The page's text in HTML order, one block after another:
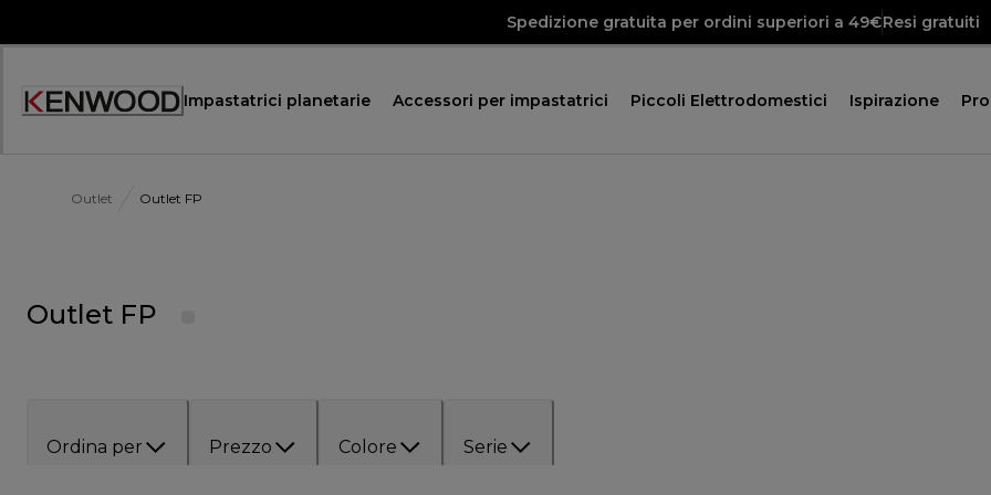
Spedizione gratuita per ordini superiori a 49€Resi gratuiti
Accessibility
Impastatrici planetarie Accessori per impastatrici Piccoli Elettrodomestici Ispirazione
Outlet Outlet FP
Outlet FP
Ordina per Prezzo Colore Serie